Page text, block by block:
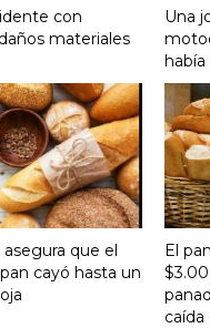
con
materiales
Una
había
asegura que el
cayó hasta un
El
caída